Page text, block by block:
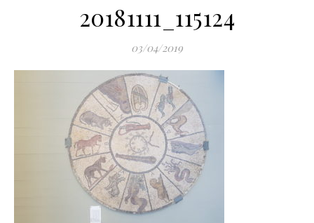
20181111_115124
03/04/2019